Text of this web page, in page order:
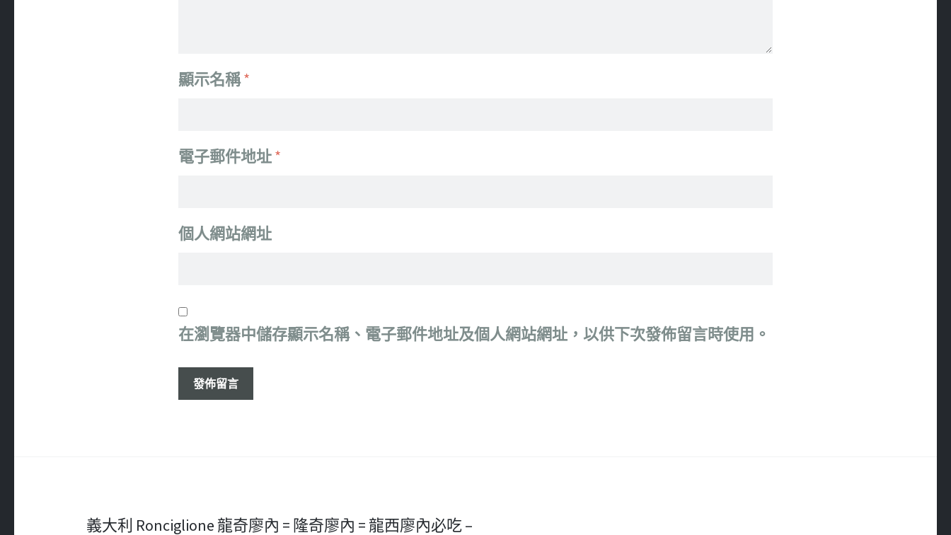
顯示名稱*
電子郵件地址*
個人網站網址
在瀏覽器中儲存顯示名稱、電子郵件地址及個人網站網址，以供下次發佈留言時使用。
義大利 Ronciglione 龍奇廖內 = 隆奇廖內 = 龍西廖內必吃 –